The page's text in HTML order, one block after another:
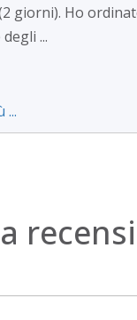
giorni). Ho
...
...